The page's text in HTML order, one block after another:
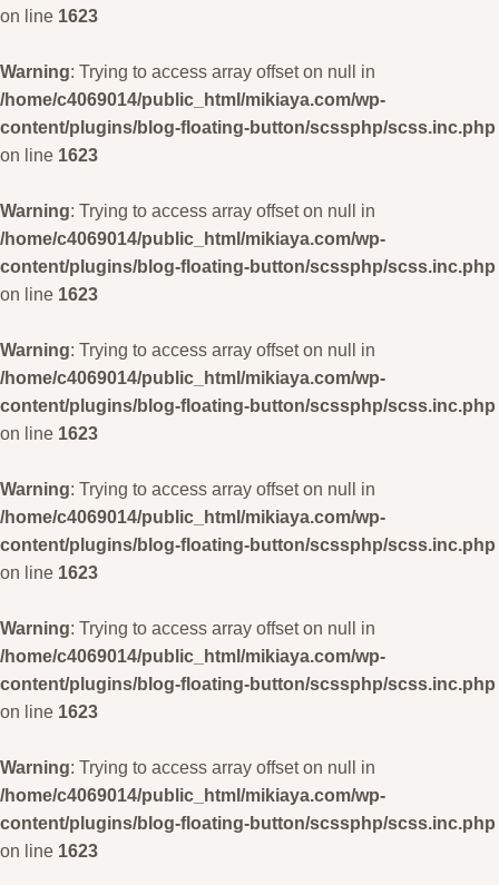
on line 1623
Warning: Trying to access array offset on null in
/home/c4069014/public_html/mikiaya.com/wp-
content/plugins/blog-floating-button/scssphp/scss.inc.php
on line 1623
Warning: Trying to access array offset on null in
/home/c4069014/public_html/mikiaya.com/wp-
content/plugins/blog-floating-button/scssphp/scss.inc.php
on line 1623
Warning: Trying to access array offset on null in
/home/c4069014/public_html/mikiaya.com/wp-
content/plugins/blog-floating-button/scssphp/scss.inc.php
on line 1623
Warning: Trying to access array offset on null in
/home/c4069014/public_html/mikiaya.com/wp-
content/plugins/blog-floating-button/scssphp/scss.inc.php
on line 1623
Warning: Trying to access array offset on null in
/home/c4069014/public_html/mikiaya.com/wp-
content/plugins/blog-floating-button/scssphp/scss.inc.php
on line 1623
Warning: Trying to access array offset on null in
/home/c4069014/public_html/mikiaya.com/wp-
content/plugins/blog-floating-button/scssphp/scss.inc.php
on line 1623